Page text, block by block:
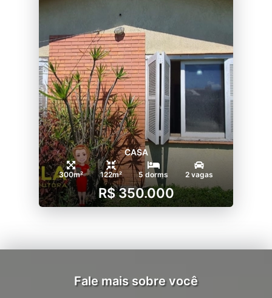
CASA
300m² 122m² 5 dorms 2 vagas
R$ 350.000
Fale mais sobre você